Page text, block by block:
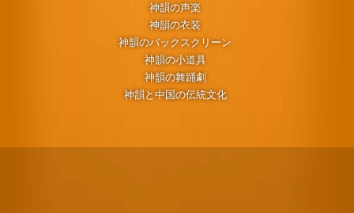
神韻の声楽
神韻の衣装
神韻のバックスクリーン
神韻の小道具
神韻の舞踊劇
神韻と中国の伝統文化